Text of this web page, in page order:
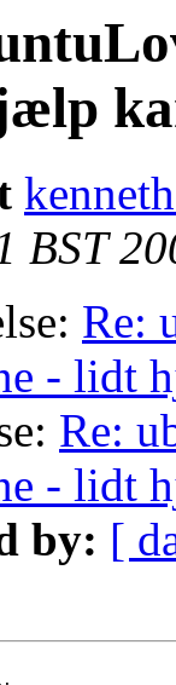
BST
Re:
- lidt
Re:
- lidt
by: [